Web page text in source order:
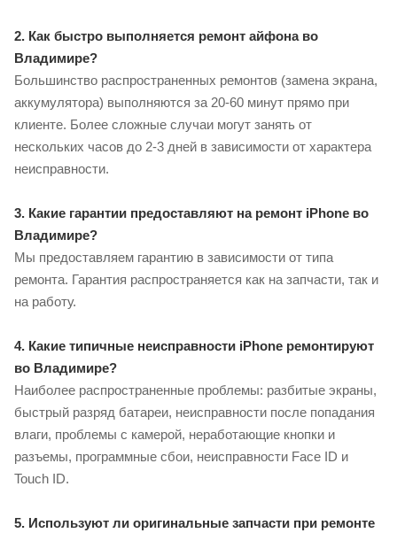
2. Как быстро выполняется ремонт айфона во
Владимире?
Большинство распространенных ремонтов (замена экрана,
аккумулятора) выполняются за 20-60 минут прямо при
клиенте. Более сложные случаи могут занять от
нескольких часов до 2-3 дней в зависимости от характера
неисправности.
3. Какие гарантии предоставляют на ремонт iPhone во
Владимире?
Мы предоставляем гарантию в зависимости от типа
ремонта. Гарантия распространяется как на запчасти, так и
на работу.
4. Какие типичные неисправности iPhone ремонтируют
во Владимире?
Наиболее распространенные проблемы: разбитые экраны,
быстрый разряд батареи, неисправности после попадания
влаги, проблемы с камерой, неработающие кнопки и
разъемы, программные сбои, неисправности Face ID и
Touch ID.
5. Используют ли оригинальные запчасти при ремонте